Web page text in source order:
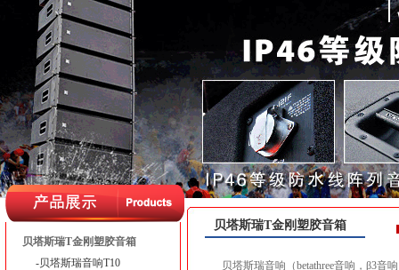
贝塔斯瑞T金刚塑胶音箱
-贝塔斯瑞音响T10
贝塔斯瑞T金刚塑胶音箱
贝塔斯瑞音响（betathree音响，β3音